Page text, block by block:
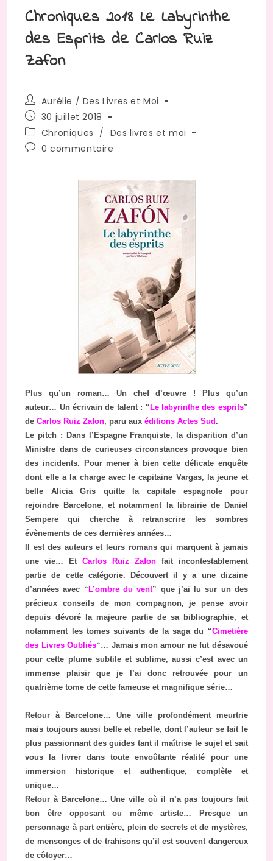
Chroniques 2018 Le Labyrinthe
des Esprits de Carlos Ruiz
Zafon
Auteur/autrice
de
la
publication :
Aurélie / Des Livres et Moi
Publication
publiée :
30 juillet 2018
Post
category:
Chroniques / Des livres et moi
Commentaires
publication :
0 commentaire
Plus qu’un roman… Un chef d’œuvre ! Plus qu’un
auteur… Un écrivain de talent : “ Le labyrinthe des esprits”
deCarlos Ruiz Zafon, paru auxéditions Actes Sud .
Le pitch : Dans l’Espagne Franquiste, la disparition d’un
Ministre dans de curieuses circonstances provoque bien
des incidents. Pour mener à bien cette délicate enquête
dont elle a la charge avec le capitaine Vargas, la jeune et
belle Alicia Gris quitte la capitale espagnole pour
rejoindre Barcelone, et notamment la librairie de Daniel
Sempere qui cherche à retranscrire les sombres
évènements de ces dernières années…
Il est des auteurs et leurs romans qui marquent à jamais
une vie… EtCarlos Ruiz Zafonfait incontestablement
partie de cette catégorie. Découvert il y a une dizaine
d’années avec “ L’ombre du vent” que j’ai lu sur un des
précieux conseils de mon compagnon, je pense avoir
depuis dévoré la majeure partie de sa bibliographie, et
notamment les tomes suivants de la saga du “Cimetière
des Livres Oubliés“… Jamais mon amour ne fut désavoué
pour cette plume subtile et sublime, aussi c’est avec un
immense plaisir que je l’ai donc retrouvée pour un
quatrième tome de cette fameuse et magnifique série…
Retour à Barcelone… Une ville profondément meurtrie
mais toujours aussi belle et rebelle, dont l’auteur se fait le
plus passionnant des guides tant il maîtrise le sujet et sait
vous la livrer dans toute envoûtante réalité pour une
immersion historique et authentique, complète et
unique…
Retour à Barcelone… Une ville où il n’a pas toujours fait
bon être opposant ou même artiste… Presque un
personnage à part entière, plein de secrets et de mystères,
de mensonges et de trahisons qu’il est souvent dangereux
de côtoyer…